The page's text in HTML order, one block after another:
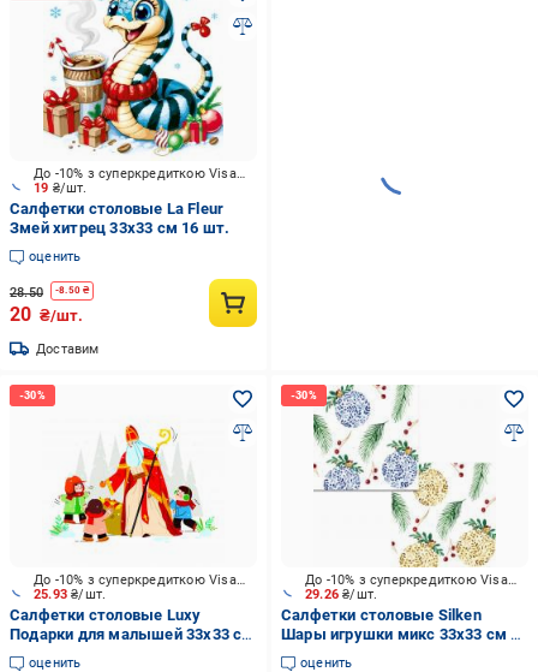
19 ₴/шт.
До -10% з суперкредиткою Visa Вигода
Салфетки столовые La Fleur
Змей хитрец 33х33 см 16 шт.
оценить
28.50 -8.50 ₴
20 ₴/шт.
Доставим
25.93₴/шт.
До -10% з суперкредиткою Visa Вигода
Салфетки столовые Luxy
Подарки для малышей 33х33 см
18 шт.
оценить
29.26₴/шт.
До -10% з суперкредиткою Visa Вигода
Салфетки столовые Silken
Шары игрушки микс 33х33 см 18
шт.
оценить